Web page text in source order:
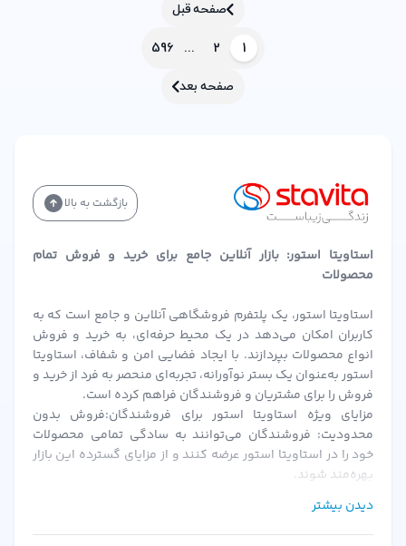
صفحه قبل
1
2
...
596
صفحه بعد
بازگشت به بالا
استاویتا استور: بازار آنلاین جامع برای خرید و فروش تمام
محصولات
استاویتا استور، یک پلتفرم فروشگاهی آنلاین و جامع است که به
کاربران امکان می‌دهد در یک محیط حرفه‌ای، به خرید و فروش
انواع محصولات بپردازند. با ایجاد فضایی امن و شفاف، استاویتا
استور به‌عنوان یک بستر نوآورانه، تجربه‌ای منحصر به فرد از خرید و
فروش را برای مشتریان و فروشندگان فراهم کرده است.
مزایای ویژه استاویتا استور برای فروشندگان:فروش بدون
محدودیت: فروشندگان می‌توانند به سادگی تمامی محصولات
خود را در استاویتا استور عرضه کنند و از مزایای گسترده این بازار
بهره‌مند شوند.
فروشندگان می‌توانند به سرعت فعالیت خود را آغاز کنند.
کمیسیون‌های منعطف: استاویتا استور با ارائه کمیسیون‌های
دیدن بیشتر